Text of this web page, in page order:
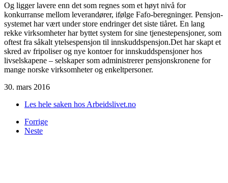
Og ligger lavere enn det som regnes som et høyt nivå for
konkurranse mellom leverandører, ifølge Fafo-beregninger. Pensjon-
systemet har vært under store endringer det siste tiåret. En lang
rekke virksomheter har byttet system for sine tjenestepensjoner, som
oftest fra såkalt ytelsespensjon til innskuddspensjon.Det har skapt et
skred av fripoliser og nye kontoer for innskuddspensjoner hos
livselskapene – selskaper som administrerer pensjonskronene for
mange norske virksomheter og enkeltpersoner.
30. mars 2016
Les hele saken hos Arbeidslivet.no
Forrige
Neste